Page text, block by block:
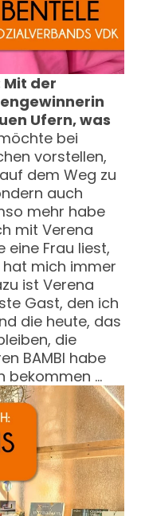
Mit der
Ufern, was
bei
vorstellen,
dem Weg zu
auch
mehr habe
mit Verena
eine Frau liest,
mich immer
ist Verena
Gast, den ich
die heute, das
die
BAMBI habe
bekommen …